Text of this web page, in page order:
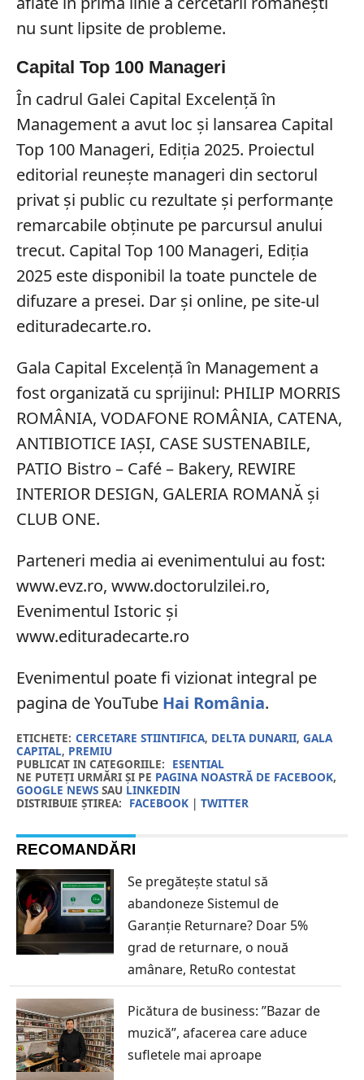
nu sunt lipsite de probleme.
Capital Top 100 Manageri
În cadrul Galei Capital Excelență în
Management a avut loc și lansarea Capital
Top 100 Manageri, Ediția 2025. Proiectul
editorial reunește manageri din sectorul
privat și public cu rezultate și performanțe
remarcabile obținute pe parcursul anului
trecut. Capital Top 100 Manageri, Ediția
2025 este disponibil la toate punctele de
difuzare a presei. Dar și online, pe site-ul
edituradecarte.ro.
Gala Capital Excelență în Management a
fost organizată cu sprijinul: PHILIP MORRIS
ROMÂNIA, VODAFONE ROMÂNIA, CATENA,
ANTIBIOTICE IAȘI, CASE SUSTENABILE,
PATIO Bistro – Café – Bakery, REWIRE
INTERIOR DESIGN, GALERIA ROMANĂ și
CLUB ONE.
Parteneri media ai evenimentului au fost:
www.evz.ro, www.doctorulzilei.ro,
Evenimentul Istoric și
www.edituradecarte.ro
Evenimentul poate fi vizionat integral pe
pagina de YouTube Hai România.
ETICHETE: CERCETARE STIINTIFICA, DELTA DUNARII, GALA
CAPITAL, PREMIU
PUBLICAT IN CATEGORIILE: ESENTIAL
NE PUTEȚI URMĂRI ȘI PE PAGINA NOASTRĂ DE FACEBOOK,
GOOGLE NEWSSAU LINKEDIN
DISTRIBUIE ȘTIREA: FACEBOOK| TWITTER
RECOMANDĂRI
Se pregătește statul să
abandoneze Sistemul de
Garanție Returnare? Doar 5%
grad de returnare, o nouă
amânare, RetuRo contestat
Picătura de business: ”Bazar de
muzică”, afacerea care aduce
sufletele mai aproape